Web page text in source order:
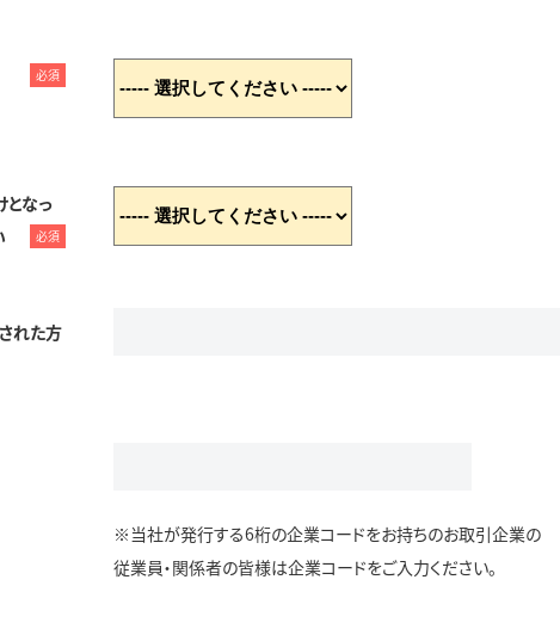
必須
となっ
必須
れた方
※当社が発行する6桁の企業コードをお持ちのお取引企業の
従業員・関係者の皆様は企業コードをご入力ください。